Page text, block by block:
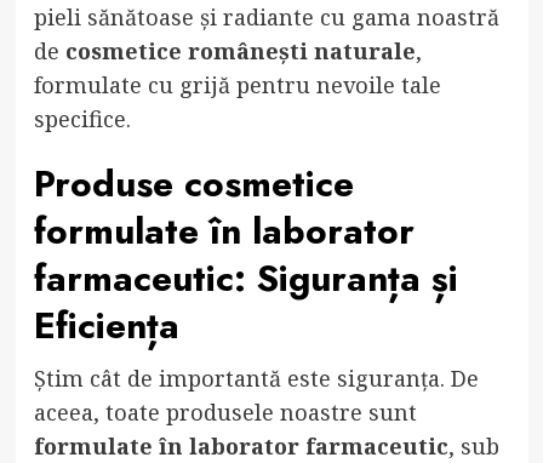
pieli sănătoase și radiante cu gama noastră
de cosmetice românești naturale,
formulate cu grijă pentru nevoile tale
specifice.
Produse cosmetice
formulate în laborator
farmaceutic: Siguranța și
Eficiența
Știm cât de importantă este siguranța. De
aceea, toate produsele noastre sunt
formulate în laborator farmaceutic, sub